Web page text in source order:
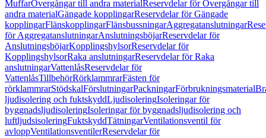
MuffarÖvergångar till andra materialReservdelar för Övergångar till
andra materialGängade kopplingarReservdelar för Gängade
kopplingarFlänskopplingarFlänsbussningarAggregatanslutningar
för AggregatanslutningarAnslutningsböjarReservdelar för
AnslutningsböjarKopplingshylsorReservdelar för
KopplingshylsorRaka anslutningarReservdelar för Raka
anslutningarVattenlåsReservdelar för
VattenlåsTillbehörRörklammrarFästen för
rörklammrarStödskalFörslutningarPackningarFörbrukningsmaterial
ljudisolering och fuktskyddLjudisoleringIsoleringar för
byggnadsljudisoleringIsoleringar för byggnadsljudisolering och
luftljudsisoleringFuktskyddTätningarVentilationsventil för
avloppVentilationsventilerReservdelar för